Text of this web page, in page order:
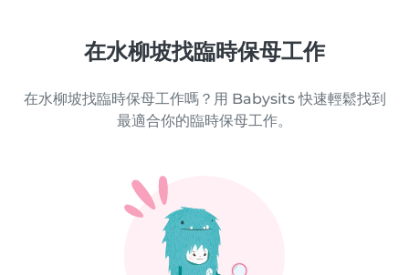
在水柳坡找臨時保母工作
在水柳坡找臨時保母工作嗎？用 Babysits 快速輕鬆找到
最適合你的臨時保母工作。